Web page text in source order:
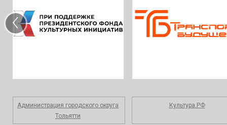
‹
Администрация городского округа
Тольятти
Культура.РФ